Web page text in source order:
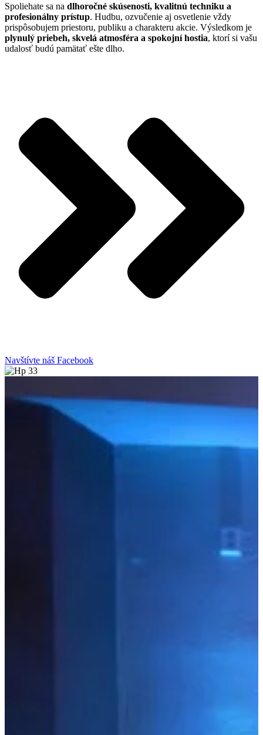
Spoliehate sa na dlhoročné skúsenosti, kvalitnú techniku a
profesionálny prístup. Hudbu, ozvučenie aj osvetlenie vždy
prispôsobujem priestoru, publiku a charakteru akcie. Výsledkom je
plynulý priebeh, skvelá atmosféra a spokojní hostia, ktorí si vašu
udalosť budú pamätať ešte dlho.
Navštívte náš Facebook